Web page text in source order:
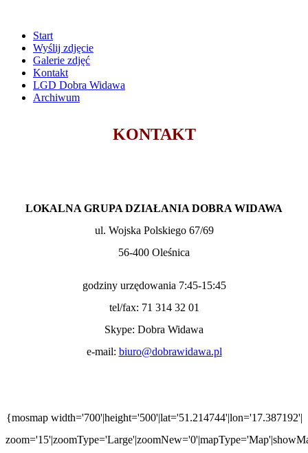
Start
Wyślij zdjęcie
Galerie zdjęć
Kontakt
LGD Dobra Widawa
Archiwum
KONTAKT
LOKALNA GRUPA DZIAŁANIA DOBRA WIDAWA
ul. Wojska Polskiego 67/69
56-400 Oleśnica
godziny urzędowania 7:45-15:45
tel/fax: 71 314 32 01
Skype: Dobra Widawa
e-mail: biuro@dobrawidawa.pl
{mosmap width='700'|height='500'|lat='51.214744'|lon='17.387192'|